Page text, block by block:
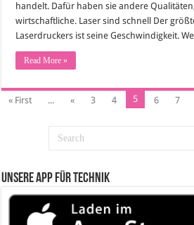
handelt. Dafür haben sie andere
wirtschaftliche. Laser sind schnell Der
Laserdruckers ist seine Geschwindigkeit.
Read More »
« First ... « 3 4 5 6 7
Unsere App für Technik